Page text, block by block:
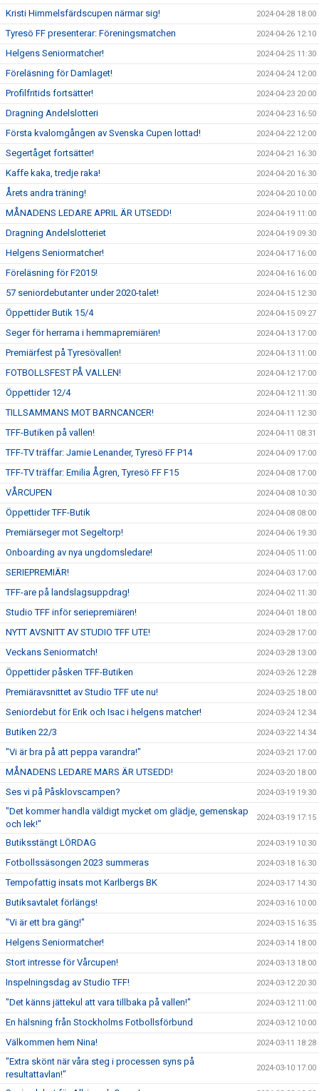
Kristi Himmelsfärdscupen närmar sig! 2024-04-28 18:00
Tyresö FF presenterar: Föreningsmatchen 2024-04-26 12:10
Helgens Seniormatcher! 2024-04-25 11:30
Föreläsning för Damlaget! 2024-04-24 12:00
Profilfritids fortsätter! 2024-04-23 20:00
Dragning Andelslotteri 2024-04-23 16:50
Första kvalomgången av Svenska Cupen lottad! 2024-04-22 12:00
Segertåget fortsätter! 2024-04-21 16:30
Kaffe kaka, tredje raka! 2024-04-20 16:30
Årets andra träning! 2024-04-20 10:00
MÅNADENS LEDARE APRIL ÄR UTSEDD! 2024-04-19 11:00
Dragning Andelslotteriet 2024-04-19 09:30
Helgens Seniormatcher! 2024-04-17 16:00
Föreläsning för F2015! 2024-04-16 16:00
57 seniordebutanter under 2020-talet! 2024-04-15 12:30
Öppettider Butik 15/4 2024-04-15 09:27
Seger för herrarna i hemmapremiären! 2024-04-13 17:00
Premiärfest på Tyresövallen! 2024-04-13 11:00
FOTBOLLSFEST PÅ VALLEN! 2024-04-12 17:00
Öppettider 12/4 2024-04-12 11:30
TILLSAMMANS MOT BARNCANCER! 2024-04-11 12:30
TFF-Butiken på vallen! 2024-04-11 08:31
TFF-TV träffar: Jamie Lenander, Tyresö FF P14 2024-04-09 17:00
TFF-TV träffar: Emilia Ågren, Tyresö FF F15 2024-04-08 17:00
VÅRCUPEN 2024-04-08 10:30
Öppettider TFF-Butik 2024-04-08 08:00
Premiärseger mot Segeltorp! 2024-04-06 19:30
Onboarding av nya ungdomsledare! 2024-04-05 11:00
SERIEPREMIÄR! 2024-04-03 17:00
TFF-are på landslagsuppdrag! 2024-04-02 11:30
Studio TFF inför seriepremiären! 2024-04-01 18:00
NYTT AVSNITT AV STUDIO TFF UTE! 2024-03-28 17:00
Veckans Seniormatch! 2024-03-28 13:00
Öppettider påsken TFF-Butiken 2024-03-26 12:28
Premiäravsnittet av Studio TFF ute nu! 2024-03-25 18:00
Seniordebut för Erik och Isac i helgens matcher! 2024-03-24 12:34
Butiken 22/3 2024-03-22 14:34
"Vi är bra på att peppa varandra!" 2024-03-21 17:00
MÅNADENS LEDARE MARS ÄR UTSEDD! 2024-03-20 18:00
Ses vi på Påsklovscampen? 2024-03-19 19:30
"Det kommer handla väldigt mycket om glädje, gemenskap
och lek!"
2024-03-19 17:15
Butiksstängt LÖRDAG 2024-03-19 10:30
Fotbollssäsongen 2023 summeras 2024-03-18 16:30
Tempofattig insats mot Karlbergs BK 2024-03-17 14:30
Butiksavtalet förlängs! 2024-03-16 10:00
"Vi är ett bra gäng!" 2024-03-15 16:35
Helgens Seniormatcher! 2024-03-14 18:00
Stort intresse för Vårcupen! 2024-03-13 18:00
Inspelningsdag av Studio TFF! 2024-03-12 20:30
"Det känns jättekul att vara tillbaka på vallen!" 2024-03-12 11:00
En hälsning från Stockholms Fotbollsförbund 2024-03-12 10:00
Välkommen hem Nina! 2024-03-11 18:28
"Extra skönt när våra steg i processen syns på
resultattavlan!"
2024-03-10 17:00